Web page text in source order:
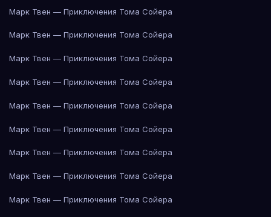
Марк Твен — Приключения Тома Сойера
Марк Твен — Приключения Тома Сойера
Марк Твен — Приключения Тома Сойера
Марк Твен — Приключения Тома Сойера
Марк Твен — Приключения Тома Сойера
Марк Твен — Приключения Тома Сойера
Марк Твен — Приключения Тома Сойера
Марк Твен — Приключения Тома Сойера
Марк Твен — Приключения Тома Сойера